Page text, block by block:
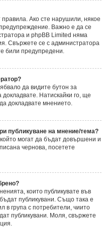
Ако сте нарушили, някое
Важно е да се
и phpBB Limited няма
Свържете се с администратора
били предупредени.
да видите бутон за
Натискайки го, ще
докладвате мнението.
публикуване на мнение/тема?
могат да бъдат довършени и
чернова, посетете
които публикувате във
публикувани. Също така е
в група с потребители, чиито
публикувани. Моля, свържете